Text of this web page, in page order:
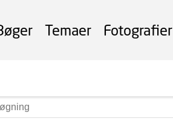
Temaer Fotografier